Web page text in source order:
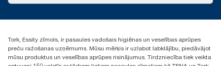
+371 29141799
Atrast izplatītāju
Ulbrokas street 19A
Riga, Latvija
Tork, Essity zīmols, ir pasaules vadošais higiēnas un veselības aprūpes
preču ražošanas uzņēmums. Mūsu mērķis ir uzlabot labklājību, piedāvājot
mūsu produktus un veselības aprūpes risinājumus. Tirdzniecība tiek veikta